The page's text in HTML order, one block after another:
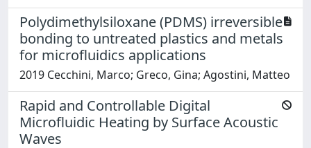
Polydimethylsiloxane (PDMS) irreversible
bonding to untreated plastics and metals
for microfluidics applications
2019 Cecchini, Marco; Greco, Gina; Agostini, Matteo
Rapid and Controllable Digital
Microfluidic Heating by Surface Acoustic
Waves